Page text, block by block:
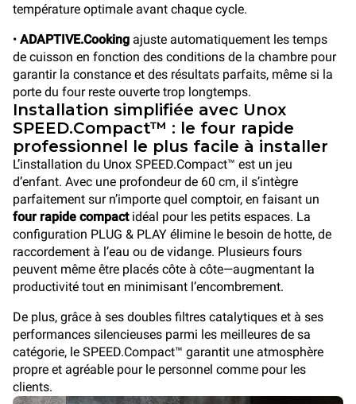
température optimale avant chaque cycle.
• ADAPTIVE.Cooking ajuste automatiquement les temps
de cuisson en fonction des conditions de la chambre pour
garantir la constance et des résultats parfaits, même si la
porte du four reste ouverte trop longtemps.
Installation simplifiée avec Unox
SPEED.Compact™ : le four rapide
professionnel le plus facile à installer
L’installation du Unox SPEED.Compact™ est un jeu
d’enfant. Avec une profondeur de 60 cm, il s’intègre
parfaitement sur n’importe quel comptoir, en faisant un
four rapide compactidéal pour les petits espaces. La
configuration PLUG & PLAY élimine le besoin de hotte, de
raccordement à l’eau ou de vidange. Plusieurs fours
peuvent même être placés côte à côte—augmentant la
productivité tout en minimisant l’encombrement.
De plus, grâce à ses doubles filtres catalytiques et à ses
performances silencieuses parmi les meilleures de sa
catégorie, le SPEED.Compact™ garantit une atmosphère
propre et agréable pour le personnel comme pour les
clients.